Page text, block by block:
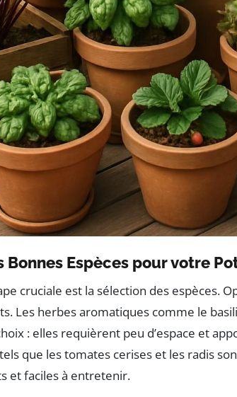
Bonnes Espèces pour votre
cruciale est la sélection des espèces.
Les herbes aromatiques comme le
: elles requièrent peu d’espace et
que les tomates cerises et les radis
et faciles à entretenir.